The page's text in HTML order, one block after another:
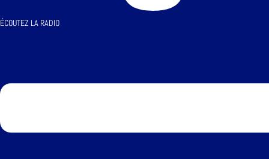
ÉCOUTEZ LA RADIO